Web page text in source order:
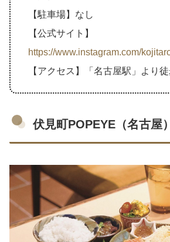
【駐車場】なし
【公式サイト】
https://www.instagram.com/
【アクセス】「名古屋駅」より
伏見町POPEYE（名古屋）